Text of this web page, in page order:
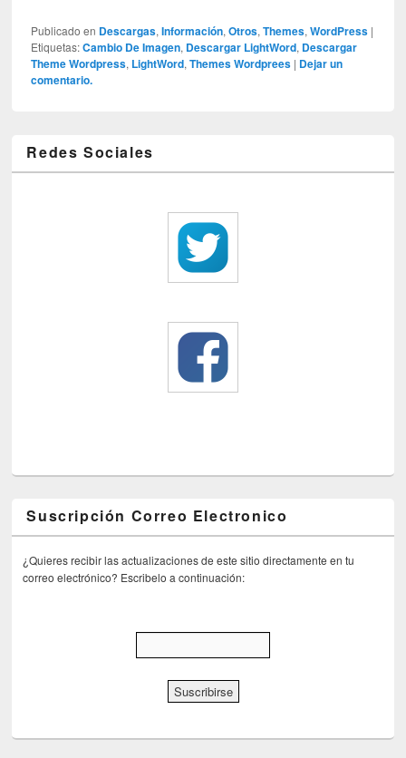
Publicado en Descargas,Información,Otros,Themes,WordPress |
Etiquetas: Cambio De Imagen, Descargar LightWord, Descargar
Theme Wordpress, LightWord,Themes Wordprees | Dejar un
comentario.
Redes Sociales
Suscripción Correo Electronico
¿Quieres recibir las actualizaciones de este sitio directamente en tu
correo electrónico? Escribelo a continuación: